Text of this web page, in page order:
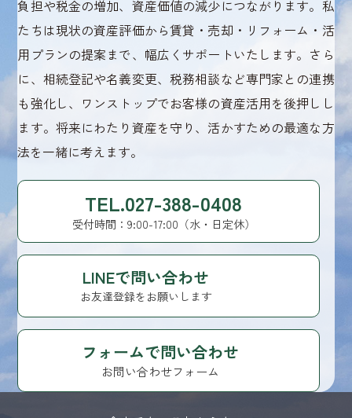
負担や税金の増加、資産価値の減少につながります。私
たちは現状の資産評価から賃貸・売却・リフォーム・活
用プランの提案まで、幅広くサポートいたします。さら
に、相続登記や名義変更、税務相談など専門家との連携
も強化し、ワンストップでお客様の資産活用を後押しし
ます。将来にわたり資産を守り、活かすための最適な方
法を一緒に考えます。
TEL.027-388-0408
受付時間：9:00-17:00（水・日定休）
LINEで問い合わせ
お友達登録をお願いします
フォームで問い合わせ
お問い合わせフォーム